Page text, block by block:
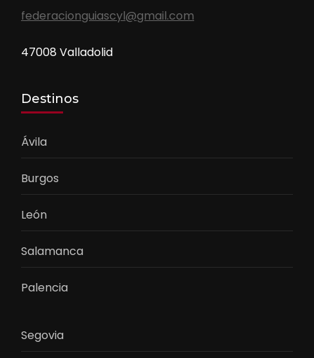
federacionguiascyl@gmail.com
47008 Valladolid
Destinos
Ávila
Burgos
León
Salamanca
Palencia
Segovia